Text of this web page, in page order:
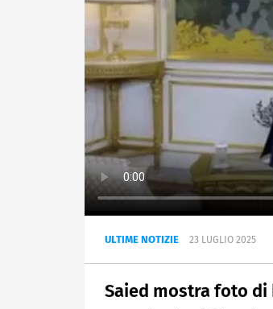
ULTIME NOTIZIE 23 LUGLIO 2025
Saied mostra foto